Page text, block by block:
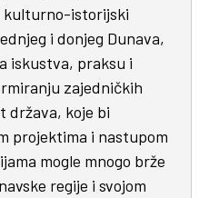
istorijski
i donjeg Dunava,
iskustva, praksu i
zajedničkih
država, koje bi
projektima i nastupom
mogle mnogo brže
regije i svojom